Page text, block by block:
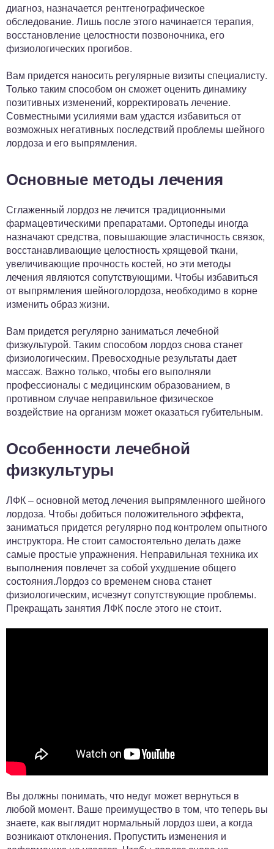
диагноз, назначается рентгенографическое
обследование. Лишь после этого начинается терапия,
восстановление целостности позвоночника, его
физиологических прогибов.
Вам придется наносить регулярные визиты специалисту.
Только таким способом он сможет оценить динамику
позитивных изменений, корректировать лечение.
Совместными усилиями вам удастся избавиться от
возможных негативных последствий проблемы шейного
лордоза и его выпрямления.
Основные методы лечения
Сглаженный лордоз не лечится традиционными
фармацевтическими препаратами. Ортопеды иногда
назначают средства, повышающие эластичность связок,
восстанавливающие целостность хрящевой ткани,
увеличивающие прочность костей, но эти методы
лечения являются сопутствующими. Чтобы избавиться
от выпрямления шейноголордоза, необходимо в корне
изменить образ жизни.
Вам придется регулярно заниматься лечебной
физкультурой. Таким способом лордоз снова станет
физиологическим. Превосходные результаты дает
массаж. Важно только, чтобы его выполняли
профессионалы с медицинским образованием, в
противном случае неправильное физическое
воздействие на организм может оказаться губительным.
Особенности лечебной
физкультуры
ЛФК – основной метод лечения выпрямленного шейного
лордоза. Чтобы добиться положительного эффекта,
заниматься придется регулярно под контролем опытного
инструктора. Не стоит самостоятельно делать даже
самые простые упражнения. Неправильная техника их
выполнения повлечет за собой ухудшение общего
состояния.Лордоз со временем снова станет
физиологическим, исчезнут сопутствующие проблемы.
Прекращать занятия ЛФК после этого не стоит.
Вы должны понимать, что недуг может вернуться в
любой момент. Ваше преимущество в том, что теперь вы
знаете, как выглядит нормальный лордоз шеи, а когда
возникают отклонения. Пропустить изменения и